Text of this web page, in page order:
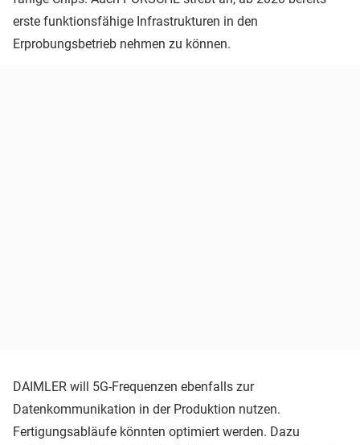
erste funktionsfähige Infrastrukturen in den
Erprobungsbetrieb nehmen zu können.
DAIMLER will 5G-Frequenzen ebenfalls zur
Datenkommunikation in der Produktion nutzen.
Fertigungsabläufe könnten optimiert werden. Dazu